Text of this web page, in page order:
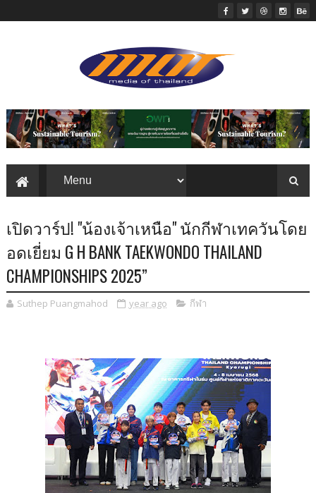
เปิดวาร์ป! "น้องเจ้าเหนือ" นักกีฬาเทควันโดย
อดเยี่ยม G H BANK TAEKWONDO THAILAND
CHAMPIONSHIPS 2025”
Suthep Puangmahod year ago กีฬา